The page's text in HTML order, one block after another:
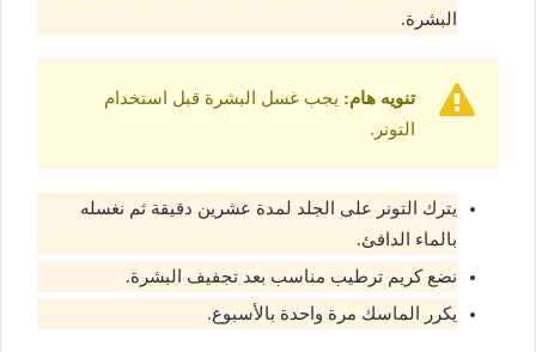
البشرة.
تنويه هام: يجب غسل البشرة قبل استخدام
التونر.
يترك التونر على الجلد لمدة عشرين دقيقة ثم نغسله
بالماء الدافئ.
نضع كريم ترطيب مناسب بعد تجفيف البشرة.
يكرر الماسك مرة واحدة بالأسبوع.